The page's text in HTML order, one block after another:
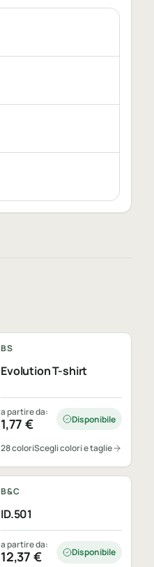
BS
Evolution T-shirt
a partire da:
1,77€ Disponibile
28 coloriScegli colori e taglie
B&C
ID.501
a partire da:
12,37 € Disponibile